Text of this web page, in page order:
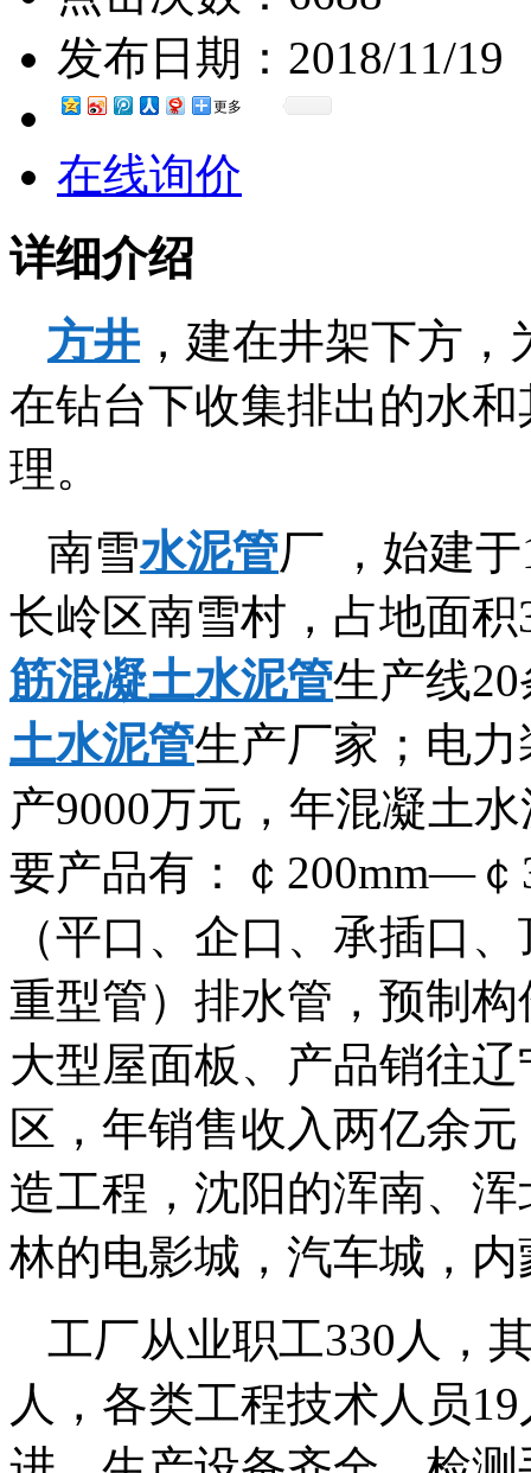
发布日期： 2018/11/19
更多
在线询价
详细介绍
方井 ，建在井架下方
在钻台下收集排出的水
理。
南雪水泥管厂 ，始建
长岭区南雪村，占地面
筋混凝土水泥管生产线
土水泥管生产厂家；电
产9000万元，年混凝土
要产品有：￠200mm—
（平口、企口、承插口
重型管）排水管，预制
大型屋面板、产品销往
区，年销售收入两亿余
造工程，沈阳的浑南、
林的电影城，汽车城，
工厂从业职工330人，
人，各类工程技术人员